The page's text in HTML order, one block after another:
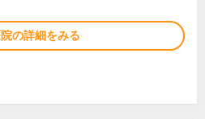
の詳細をみる